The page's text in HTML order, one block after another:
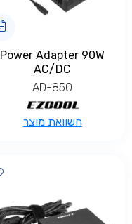
Power Adapter 90W
AC/DC
AD-850
השוואת מוצר